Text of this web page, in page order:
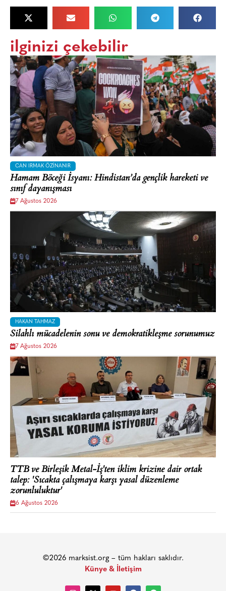
ilginizi çekebilir
CAN IRMAK ÖZINANIR
Hamam Böceği İsyanı: Hindistan’da gençlik hareketi ve
sınıf dayanışması
7 Ağustos 2026
HAKAN TAHMAZ
Silahlı mücadelenin sonu ve demokratikleşme sorunumuz
7 Ağustos 2026
TTB ve Birleşik Metal-İş'ten iklim krizine dair ortak
talep: 'Sıcakta çalışmaya karşı yasal düzenleme
zorunluluktur'
6 Ağustos 2026
©2026 marksist.org – tüm hakları saklıdır.
Künye & İletişim